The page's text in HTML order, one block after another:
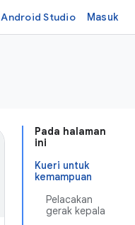
Android Studio Masuk
Pada halaman
ini
Kueri untuk
kemampuan
Pelacakan
gerak kepala